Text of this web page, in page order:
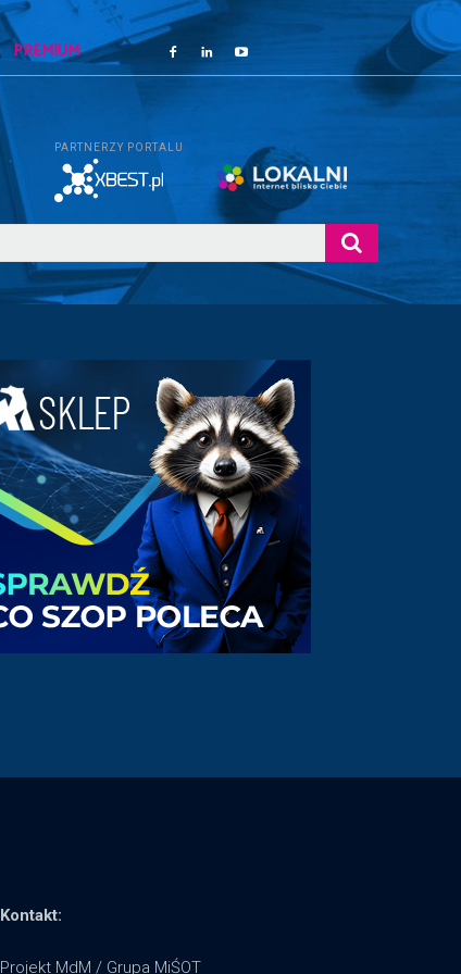
PREMIUM
PARTNERZY PORTALU
Kontakt:
Projekt MdM / Grupa MiŚOT